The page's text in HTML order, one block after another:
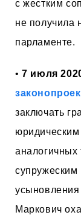
с жестким
не получила
парламенте.
•7 июля
заключать
аналогичных
Маркович